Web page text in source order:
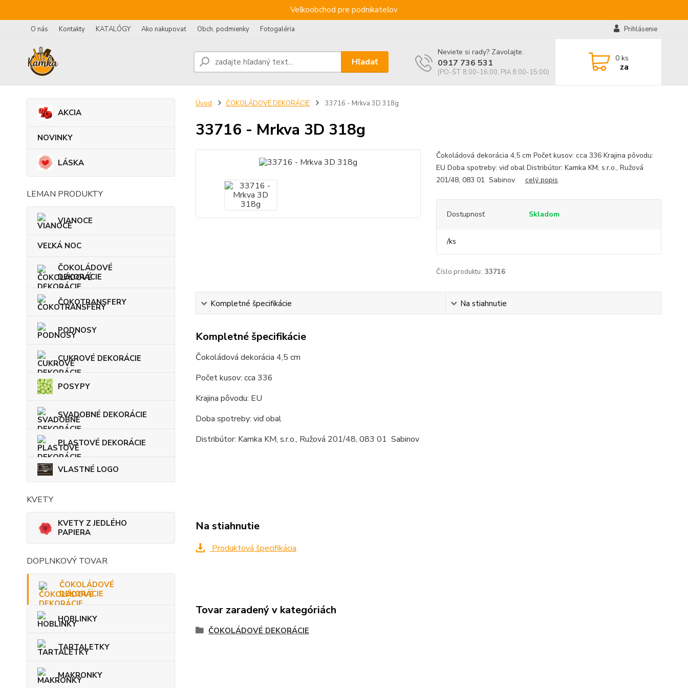
Veľkoobchod pre podnikateľov
O nás Kontakty KATALÓGY Ako nakupovať Obch. podmienky Fotogaléria Prihlásenie
Hľadať
Neviete si rady? Zavolajte.
0917 736 531
(PO-ŠT 8:00-16:00, PIA 8:00-15:00)
0 ks
za
AKCIA
NOVINKY
LÁSKA
LEMAN PRODUKTY
VIANOCE
VEĽKÁ NOC
ČOKOLÁDOVÉ
DEKORÁCIE
ČOKOTRANSFERY
PODNOSY
CUKROVÉ DEKORÁCIE
POSYPY
SVADOBNÉ DEKORÁCIE
PLASTOVÉ DEKORÁCIE
VLASTNÉ LOGO
KVETY
KVETY Z JEDLÉHO
PAPIERA
DOPLNKOVÝ TOVAR
ČOKOLÁDOVÉ
DEKORÁCIE
HOBLINKY
TARTALETKY
MAKRONKY
Úvod ČOKOLÁDOVÉ DEKORÁCIE 33716 - Mrkva 3D 318g
33716 - Mrkva 3D 318g
Čokoládová dekorácia 4,5 cm Počet kusov: cca 336 Krajina pôvodu:
EU Doba spotreby: viď obal Distribútor: Kamka KM, s.r.o., Ružová
201/48, 083 01 Sabinov celý popis
Dostupnosť Skladom
/ks
Číslo produktu: 33716
Kompletné špecifikácie Na stiahnutie
Kompletné špecifikácie
Čokoládová dekorácia 4,5 cm
Počet kusov: cca 336
Krajina pôvodu: EU
Doba spotreby: viď obal
Distribútor: Kamka KM, s.r.o., Ružová 201/48, 083 01 Sabinov
Na stiahnutie
Produktová špecifikácia
Tovar zaradený v kategóriách
ČOKOLÁDOVÉ DEKORÁCIE